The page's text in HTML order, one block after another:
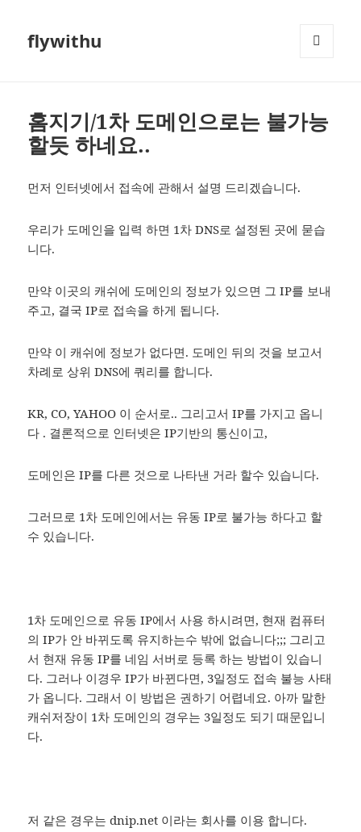
flywithu
홈지기/1차 도메인으로는 불가능
할듯 하네요..
먼저 인터넷에서 접속에 관해서 설명 드리겠습니다.
우리가 도메인을 입력 하면 1차 DNS로 설정된 곳에 묻습
니다.
만약 이곳의 캐쉬에 도메인의 정보가 있으면 그 IP를 보내
주고, 결국 IP로 접속을 하게 됩니다.
만약 이 캐쉬에 정보가 없다면. 도메인 뒤의 것을 보고서
차례로 상위 DNS에 쿼리를 합니다.
KR, CO, YAHOO 이 순서로.. 그리고서 IP를 가지고 옵니
다 . 결론적으로 인터넷은 IP기반의 통신이고,
도메인은 IP를 다른 것으로 나타낸 거라 할수 있습니다.
그러므로 1차 도메인에서는 유동 IP로 불가능 하다고 할
수 있습니다.
1차 도메인으로 유동 IP에서 사용 하시려면, 현재 컴퓨터
의 IP가 안 바뀌도록 유지하는수 밖에 없습니다;;; 그리고
서 현재 유동 IP를 네임 서버로 등록 하는 방법이 있습니
다. 그러나 이경우 IP가 바뀐다면, 3일정도 접속 불능 사태
가 옵니다. 그래서 이 방법은 권하기 어렵네요. 아까 말한
캐쉬저장이 1차 도메인의 경우는 3일정도 되기 때문입니
다.
저 같은 경우는 dnip.net 이라는 회사를 이용 합니다.